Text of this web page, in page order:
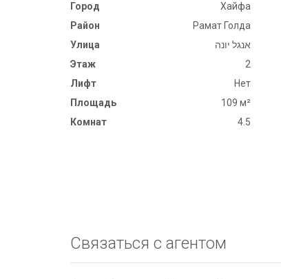
Город
Хайфа
Район
Рамат Голда
Улица
אנגל יונה
Этаж
2
Лифт
Нет
Площадь
109 м²
Комнат
4.5
Связаться с агентом